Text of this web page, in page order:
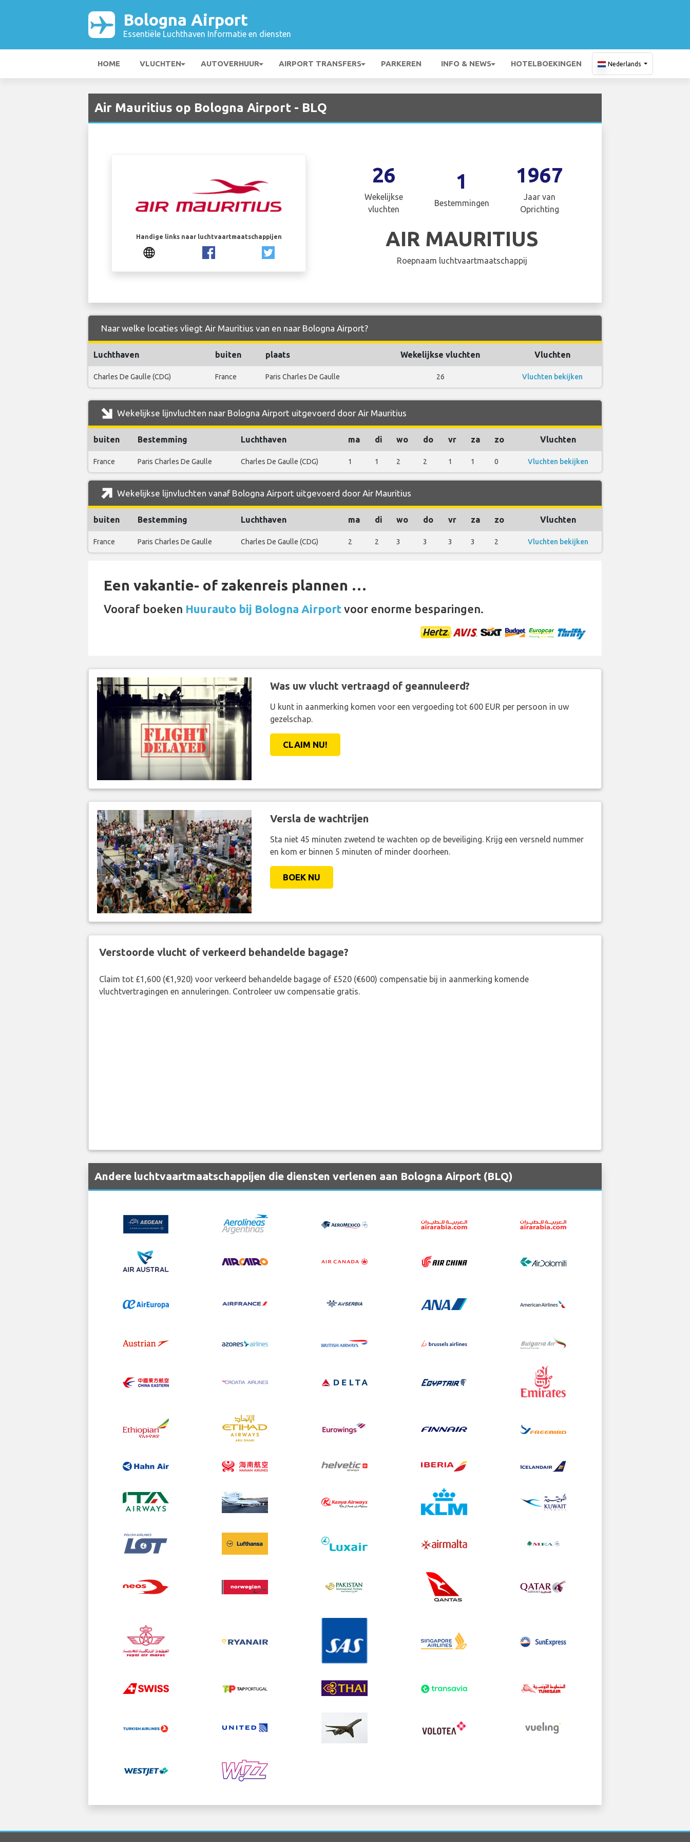
Bologna Airport
Essentiële Luchthaven Informatie en diensten
HOME VLUCHTEN AUTOVERHUUR AIRPORT TRANSFERS PARKEREN INFO & NEWS HOTELBOEKINGEN Nederlands
Air Mauritius op Bologna Airport - BLQ
Handige links naar luchtvaartmaatschappijen
26
Wekelijkse
vluchten
1
Bestemmingen
1967
Jaar van
Oprichting
AIR MAURITIUS
Roepnaam luchtvaartmaatschappij
Naar welke locaties vliegt Air Mauritius van en naar Bologna Airport?
Luchthaven buiten plaats Wekelijkse vluchten Vluchten
Charles De Gaulle (CDG) France Paris Charles De Gaulle 26 Vluchten bekijken
Wekelijkse lijnvluchten naar Bologna Airport uitgevoerd door Air Mauritius
buiten Bestemming Luchthaven ma di wo do vr za zo Vluchten
France Paris Charles De Gaulle Charles De Gaulle (CDG) 1 1 2 2 1 1 0 Vluchten bekijken
Wekelijkse lijnvluchten vanaf Bologna Airport uitgevoerd door Air Mauritius
buiten Bestemming Luchthaven ma di wo do vr za zo Vluchten
France Paris Charles De Gaulle Charles De Gaulle (CDG) 2 2 3 3 3 3 2 Vluchten bekijken
Een vakantie- of zakenreis plannen …
Vooraf boeken Huurauto bij Bologna Airport voor enorme besparingen.
Was uw vlucht vertraagd of geannuleerd?
U kunt in aanmerking komen voor een vergoeding tot 600 EUR per persoon in uw
gezelschap.
CLAIM NU!
Versla de wachtrijen
Sta niet 45 minuten zwetend te wachten op de beveiliging. Krijg een versneld nummer
en kom er binnen 5 minuten of minder doorheen.
BOEK NU
Verstoorde vlucht of verkeerd behandelde bagage?
Claim tot £1,600 (€1,920) voor verkeerd behandelde bagage of £520 (€600) compensatie bij in aanmerking komende
vluchtvertragingen en annuleringen. Controleer uw compensatie gratis.
Andere luchtvaartmaatschappijen die diensten verlenen aan Bologna Airport (BLQ)